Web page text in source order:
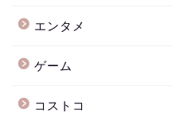
エンタメ
ゲーム
コストコ